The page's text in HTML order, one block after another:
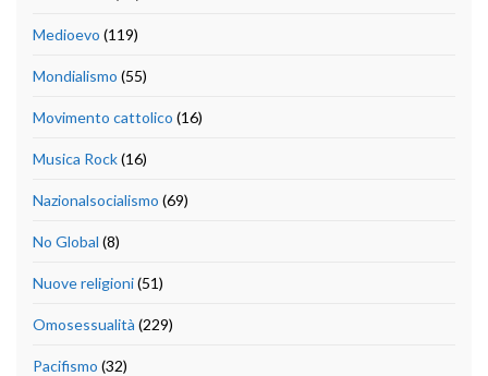
Medioevo (119)
Mondialismo (55)
Movimento cattolico (16)
Musica Rock(16)
Nazionalsocialismo (69)
No Global (8)
Nuove religioni(51)
Omosessualità (229)
Pacifismo (32)